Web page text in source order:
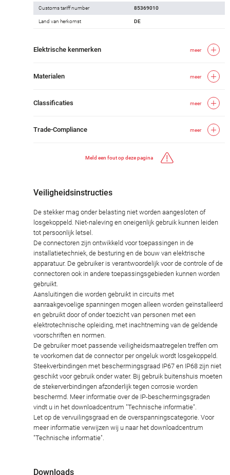
Customs tariff number 85369010
Land van herkomst DE
Elektrische kenmerken meer
Materialen meer
Classificaties meer
Trade-Compliance meer
Meld een fout op deze pagina
Veiligheidsinstructies
De stekker mag onder belasting niet worden aangesloten of
losgekoppeld. Niet-naleving en oneigenlijk gebruik kunnen leiden
tot persoonlijk letsel.
De connectoren zijn ontwikkeld voor toepassingen in de
installatietechniek, de besturing en de bouw van elektrische
apparatuur. De gebruiker is verantwoordelijk voor de controle of de
connectoren ook in andere toepassingsgebieden kunnen worden
gebruikt.
Aansluitingen die worden gebruikt in circuits met
aanraakgevoelige spanningen mogen alleen worden geïnstalleerd
en gebruikt door of onder toezicht van personen met een
elektrotechnische opleiding, met inachtneming van de geldende
voorschriften en normen.
De gebruiker moet passende veiligheidsmaatregelen treffen om
te voorkomen dat de connector per ongeluk wordt losgekoppeld.
Steekverbindingen met beschermingsgraad IP67 en IP68 zijn niet
geschikt voor gebruik onder water. Bij gebruik buitenshuis moeten
de stekerverbindingen afzonderlijk tegen corrosie worden
beschermd. Meer informatie over de IP-beschermingsgraden
vindt u in het downloadcentrum "Technische informatie".
Let op de vervuilingsgraad en de overspanningscategorie. Voor
meer informatie verwijzen wij u naar het downloadcentrum
"Technische informatie".
Downloads